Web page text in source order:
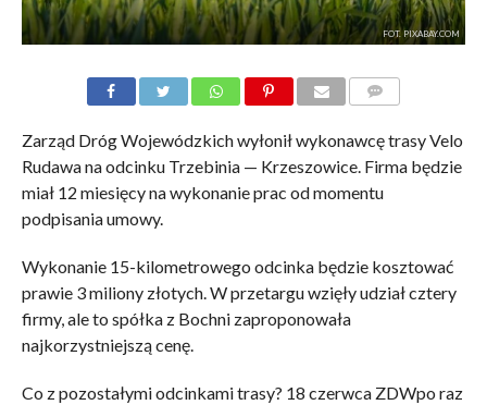
FOT. PIXABAY.COM
Zarząd Dróg Wojewódzkich wyłonił wykonawcę trasy Velo
Rudawa na odcinku Trzebinia — Krzeszowice. Firma będzie
miał 12 miesięcy na wykonanie prac od momentu
podpisania umowy.
Wykonanie 15-kilometrowego odcinka będzie kosztować
prawie 3 miliony złotych. W przetargu wzięły udział cztery
firmy, ale to spółka z Bochni zaproponowała
najkorzystniejszą cenę.
Co z pozostałymi odcinkami trasy? 18 czerwca ZDWpo raz